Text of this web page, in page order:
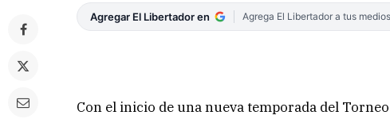
Agregar El Libertador en Agrega El Libertador a tus
Con el inicio de una nueva temporada del